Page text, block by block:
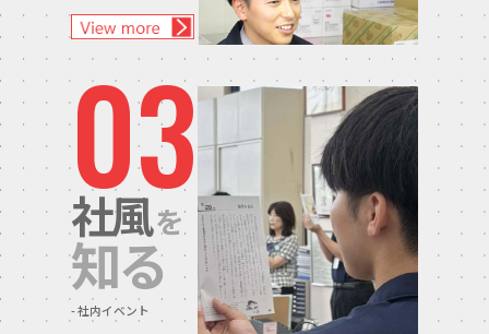
03
社風を
知る
社内イベント